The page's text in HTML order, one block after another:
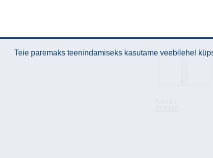
Teie paremaks teenindamiseks kasutame veebilehel